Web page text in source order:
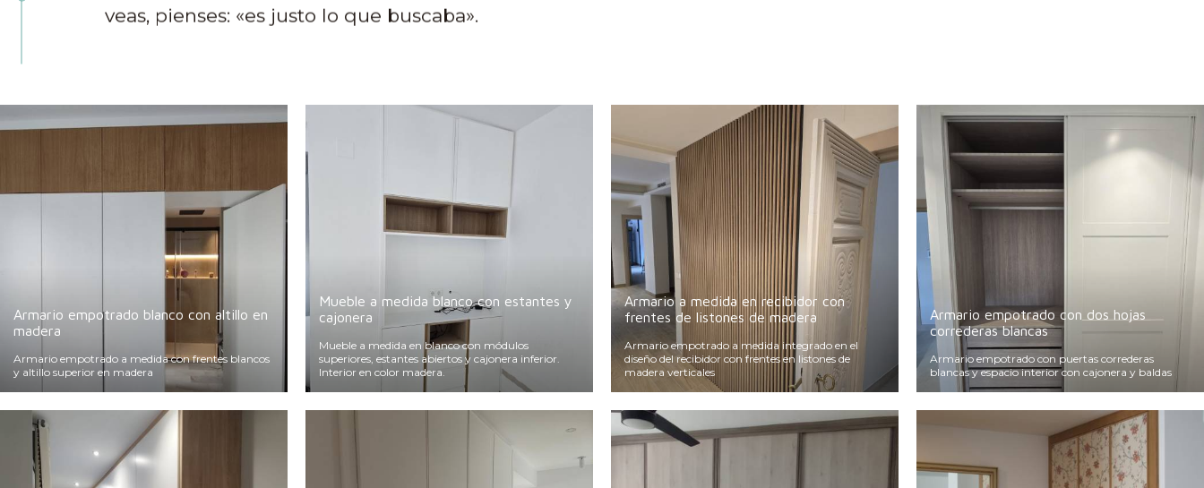
veas, pienses: «es justo lo que buscaba».
Armario empotrado blanco con altillo en
madera
Armario empotrado a medida con frentes blancos
y altillo superior en madera
Mueble a medida blanco con estantes y
cajonera
Mueble a medida en blanco con módulos
superiores, estantes abiertos y cajonera inferior.
Interior en color madera.
Armario a medida en recibidor con
frentes de listones de madera
Armario empotrado a medida integrado en el
diseño del recibidor con frentes en listones de
madera verticales
Armario empotrado con dos hojas
correderas blancas
Armario empotrado con puertas correderas
blancas y espacio interior con cajonera y baldas